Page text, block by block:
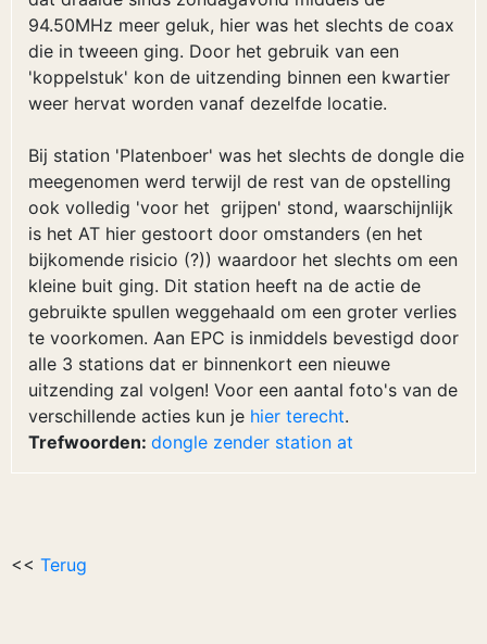
94.50MHz meer geluk, hier was het slechts de coax
die in tweeen ging. Door het gebruik van een
'koppelstuk' kon de uitzending binnen een kwartier
weer hervat worden vanaf dezelfde locatie.
Bij station 'Platenboer' was het slechts de dongle die
meegenomen werd terwijl de rest van de opstelling
ook volledig 'voor het grijpen' stond, waarschijnlijk
is het AT hier gestoort door omstanders (en het
bijkomende risicio (?)) waardoor het slechts om een
kleine buit ging. Dit station heeft na de actie de
gebruikte spullen weggehaald om een groter verlies
te voorkomen. Aan EPC is inmiddels bevestigd door
alle 3 stations dat er binnenkort een nieuwe
uitzending zal volgen! Voor een aantal foto's van de
verschillende acties kun je hier terecht.
Trefwoorden: dongle zender station at
<< Terug